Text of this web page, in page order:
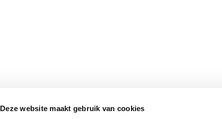
Deze website maakt gebruik van cookies